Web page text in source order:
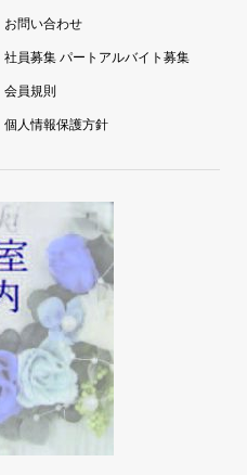
お問い合わせ
社員募集 パートアルバイト募集
会員規則
個人情報保護方針